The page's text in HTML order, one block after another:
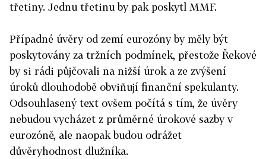
třetiny. Jednu třetinu by pak poskytl MMF.
Případné úvěry od zemí eurozóny by měly být
poskytovány za tržních podmínek, přestože Řekové
by si rádi půjčovali na nižší úrok a ze zvýšení
úroků dlouhodobě obviňují finanční spekulanty.
Odsouhlasený text ovšem počítá s tím, že úvěry
nebudou vycházet z průměrné úrokové sazby v
eurozóně, ale naopak budou odrážet
důvěryhodnost dlužníka.